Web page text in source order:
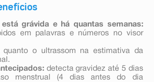
grávida e há quantas semanas:
em palavras e números no visor
quanto o ultrassom na estimativa da
detecta gravidez até 5 dias
menstrual (4 dias antes do dia